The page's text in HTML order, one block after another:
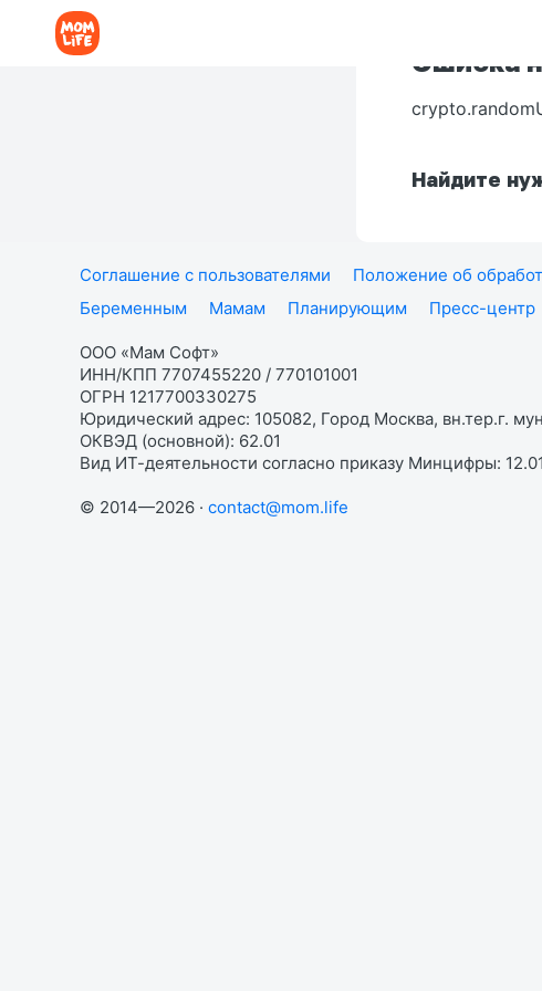
Ошибка
Найдите
Соглашение с пользователями Положение об
Беременным
Мамам Планирующим Пресс-центр
ООО «Мам Софт»
ИНН/КПП 7707455220 / 770101001
ОГРН 1217700330275
Юридический адрес: 105082, Город Москва, вн.тер.г.
ОКВЭД (основной): 62.01
Вид ИТ-деятельности согласно приказу Минцифры: 12.01
© 2014—2026 · contact@mom.life